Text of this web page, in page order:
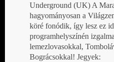
Underground (UK) A
hagyományosan a
köré fonódik, így lesz ez
programhelyszínén
lemezlovasokkal,
Bográcsokkal! Jegyek: